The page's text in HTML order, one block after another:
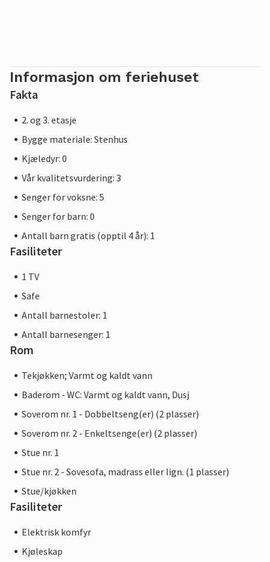
Informasjon om feriehuset
Fakta
2. og 3. etasje
Bygge materiale: Stenhus
Kjæledyr: 0
Vår kvalitetsvurdering: 3
Senger for voksne: 5
Senger for barn: 0
Antall barn gratis (opptil 4 år): 1
Fasiliteter
1 TV
Safe
Antall barnestoler: 1
Antall barnesenger: 1
Rom
Tekjøkken; Varmt og kaldt vann
Baderom - WC: Varmt og kaldt vann, Dusj
Soverom nr. 1 - Dobbeltseng(er) (2 plasser)
Soverom nr. 2 - Enkeltsenge(er) (2 plasser)
Stue nr. 1
Stue nr. 2 - Sovesofa, madrass eller lign. (1 plasser)
Stue/kjøkken
Fasiliteter
Elektrisk komfyr
Kjøleskap